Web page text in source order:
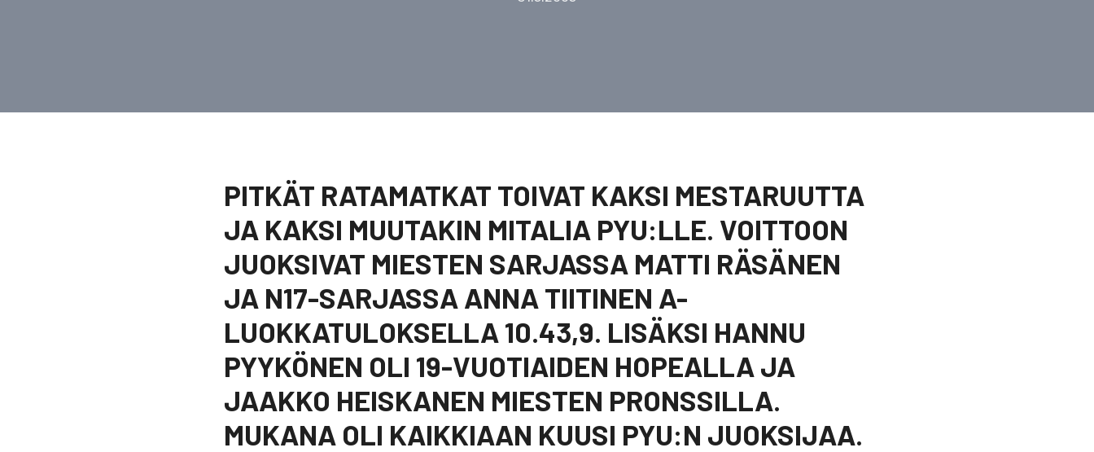
PITKÄT RATAMATKAT TOIVAT KAKSI MESTARUUTTA
JA KAKSI MUUTAKIN MITALIA PYU:LLE. VOITTOON
JUOKSIVAT MIESTEN SARJASSA MATTI RÄSÄNEN
JA N17-SARJASSA ANNA TIITINEN A-
LUOKKATULOKSELLA 10.43,9. LISÄKSI HANNU
PYYKÖNEN OLI 19-VUOTIAIDEN HOPEALLA JA
JAAKKO HEISKANEN MIESTEN PRONSSILLA.
MUKANA OLI KAIKKIAAN KUUSI PYU:N JUOKSIJAA.